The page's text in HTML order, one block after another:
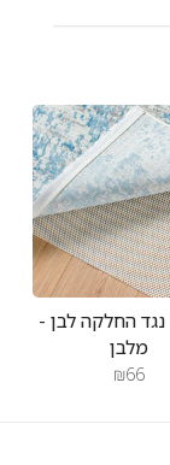
החלקה לבן -
מלבן
₪66